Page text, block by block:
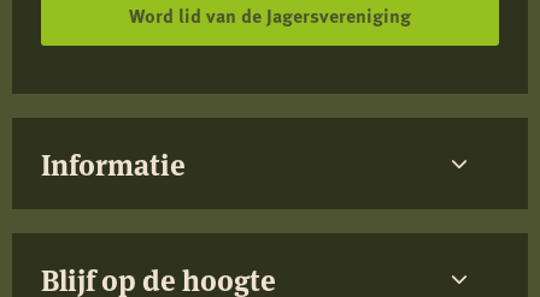
Informatie
Word lid van de Jagersvereniging
Blijf op de hoogte